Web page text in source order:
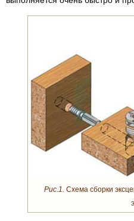
Рис.1. Схема сборки